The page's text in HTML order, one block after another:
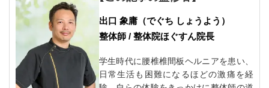
出口 象庸（でぐち しょうよう）
整体師 / 整体院ほぐすん院長
学生時代に腰椎椎間板ヘルニアを患い、
日常生活も困難になるほどの激痛を経